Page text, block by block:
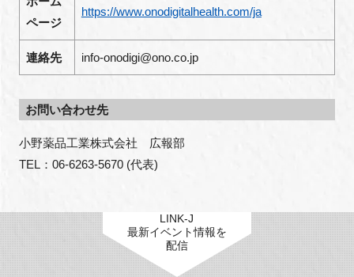
ページ
https://www.onodigitalhealth.com/ja
連絡先 info-onodigi@ono.co.jp
お問い合わせ先
小野薬品工業株式会社　広報部
TEL：06-6263-5670 (代表)
LINK-J
最新イベント情報を
配信